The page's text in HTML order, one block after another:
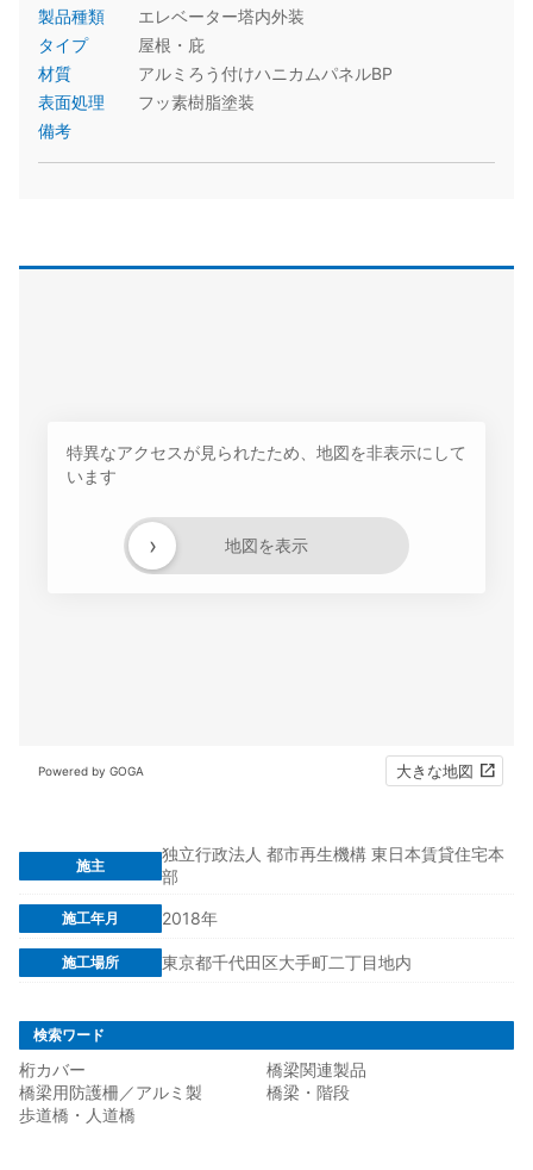
製品種類
エレベーター塔内外装
タイプ
屋根・庇
材質
アルミろう付けハニカムパネルBP
表面処理
フッ素樹脂塗装
備考
特異なアクセスが見られたため、地図を非表示にして
います
地図を表示
›
Powered by GOGA 大きな地図
施主
独立行政法人 都市再生機構 東日本賃貸住宅本
部
施工年月 2018年
施工場所 東京都千代田区大手町二丁目地内
検索ワード
桁カバー
橋梁関連製品
橋梁用防護柵／アルミ製
橋梁・階段
歩道橋・人道橋